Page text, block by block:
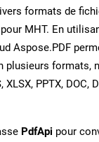
formats de
MHT. En
Aspose.PDF
plusieurs formats,
XLSX, PPTX, DOC,
PdfApi pour